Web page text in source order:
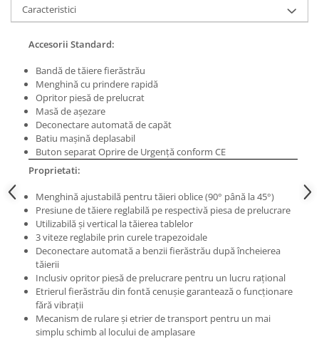
Masini de rectificat rotund
Masini de slefuit combinate
Masini de slefuit cu banda
Masini de slefuit cu disc
Masini de slefuit cu mediu umed si
uscat
Masini de slefuit cutite de gravat
Masini de tesit
Masini pentru slefuit tevi
Masini universale de ascutit
Polizoare de banc
Masini de filetat
Masini pneumatice de filetat
Masini electrice de filetat
Exhaustor pentru aschii metal
Masini de gaurit cu talpa
magnetica
Caracteristici
Accesorii Standard:
Bandă de tăiere fierăstrău
Menghină cu prindere rapidă
Opritor piesă de prelucrat
Masă de aşezare
Deconectare automată de capăt
Batiu maşină deplasabil
Buton separat Oprire de Urgenţă conform CE
Proprietati:
Menghină ajustabilă pentru tăieri oblice (90° până la 45°)
Presiune de tăiere reglabilă pe respectivă piesa de prelucrare
Utilizabilă şi vertical la tăierea tablelor
3 viteze reglabile prin curele trapezoidale
Deconectare automată a benzii fierăstrău după încheierea
tăierii
Inclusiv opritor piesă de prelucrare pentru un lucru raţional
Etrierul fierăstrău din fontă cenuşie garantează o funcţionare
fără vibraţii
Mecanism de rulare şi etrier de transport pentru un mai
simplu schimb al locului de amplasare